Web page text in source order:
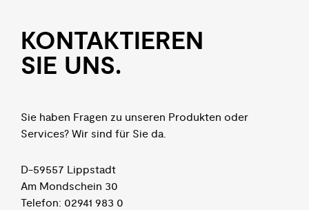
KON­TAKTIEREN
SIE UNS.
Sie haben Fragen zu unseren Produkten oder
Services? Wir sind für Sie da.
D-59557 Lippstadt
Am Mondschein 30
Telefon: 02941 983 0